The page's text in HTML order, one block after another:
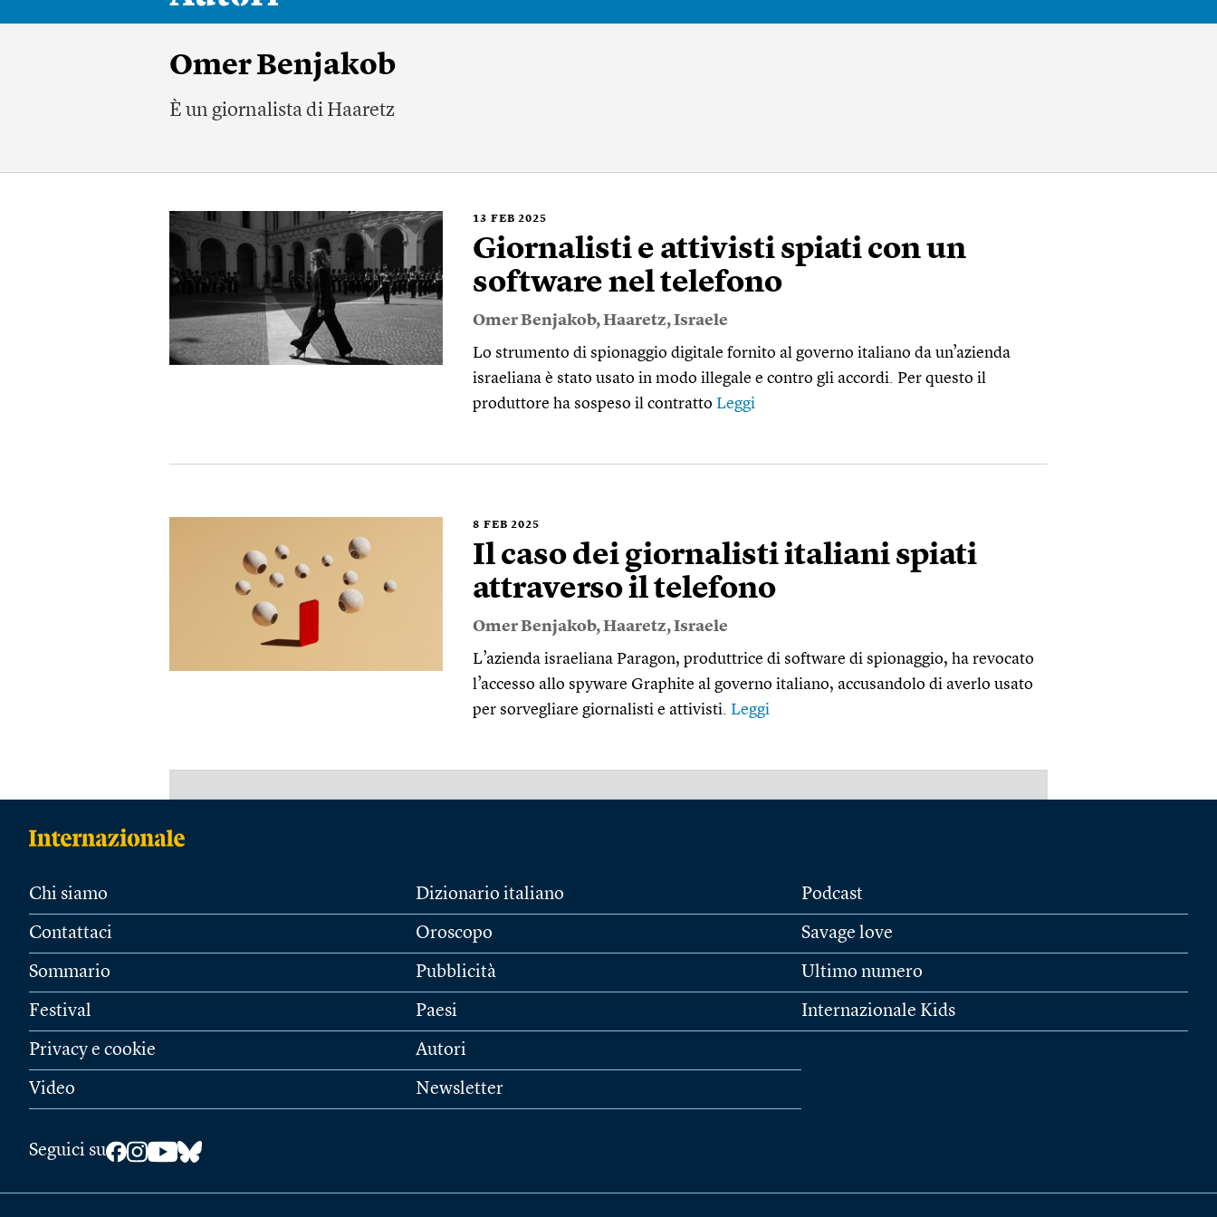
Omer Benjakob
È un giornalista di Haaretz
13 FEB 2025
Giornalisti e attivisti spiati con un
software nel telefono
Omer Benjakob,Haaretz,Israele
Lo strumento di spionaggio digitale fornito al governo italiano da un’azienda
israeliana è stato usato in modo illegale e contro gli accordi. Per questo il
produttore ha sospeso il contratto Leggi
8 FEB 2025
Il caso dei giornalisti italiani spiati
attraverso il telefono
Omer Benjakob,Haaretz,Israele
L’azienda israeliana Paragon, produttrice di software di spionaggio, ha revocato
l’accesso allo spyware Graphite al governo italiano, accusandolo di averlo usato
per sorvegliare giornalisti e attivisti. Leggi
Chi siamo
Contattaci
Sommario
Festival
Privacy e cookie
Video
Dizionario italiano
Oroscopo
Pubblicità
Paesi
Autori
Newsletter
Podcast
Savage love
Ultimo numero
Internazionale Kids
Seguici su